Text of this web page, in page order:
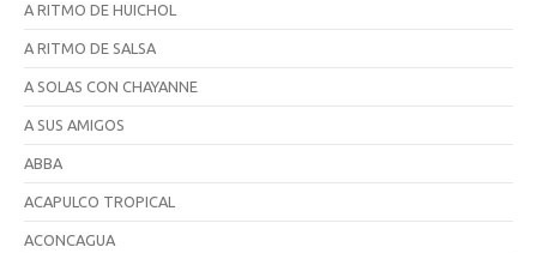
A RITMO DE HUICHOL
A RITMO DE SALSA
A SOLAS CON CHAYANNE
A SUS AMIGOS
ABBA
ACAPULCO TROPICAL
ACONCAGUA